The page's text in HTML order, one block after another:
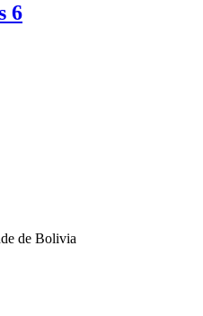
6
de Bolivia